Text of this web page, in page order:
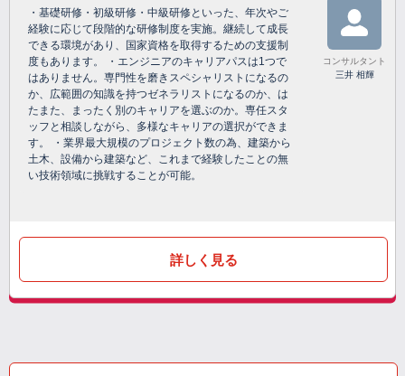
・基礎研修・初級研修・中級研修といった、年次やご
経験に応じて段階的な研修制度を実施。継続して成長
できる環境があり、国家資格を取得するための支援制
度もあります。 ・エンジニアのキャリアパスは1つで
はありません。専門性を磨きスペシャリストになるの
か、広範囲の知識を持つゼネラリストになるのか、は
たまた、まったく別のキャリアを選ぶのか。専任スタ
ッフと相談しながら、多様なキャリアの選択ができま
す。 ・業界最大規模のプロジェクト数の為、建築から
土木、設備から建築など、これまで経験したことの無
い技術領域に挑戦することが可能。
コンサルタント
三井 相輝
詳しく見る